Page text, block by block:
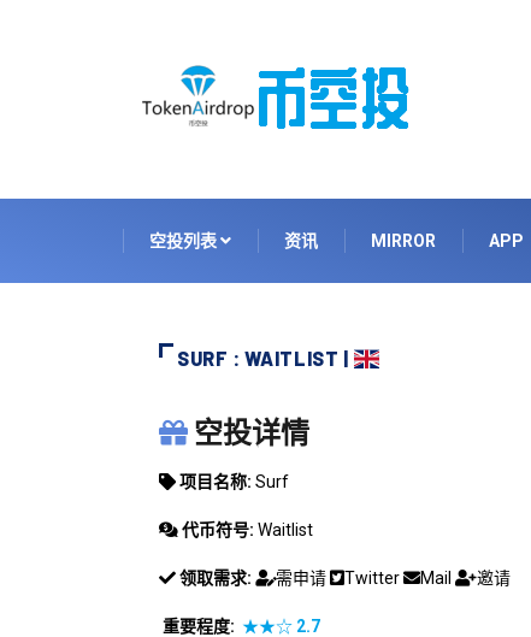
空投列表 资讯 MIRROR APP
SURF : WAITLIST |
SURF
空投详情
项目名称: Surf
代币符号: Waitlist
领取需求: 需申请 Twitter Mail 邀请
重要程度: ★★☆ 2.7